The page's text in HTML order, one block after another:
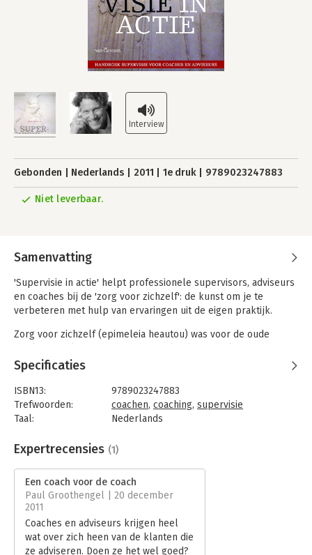
Gebonden Nederlands 2011 1e druk 9789023247883
Niet leverbaar.
Samenvatting
'Supervisie in actie' helpt professionele supervisors, adviseurs
en coaches bij de 'zorg voor zichzelf': de kunst om je te
verbeteren met hulp van ervaringen uit de eigen praktijk.
Zorg voor zichzelf (epimeleia heautou) was voor de oude
professioneel werken. Plato's dialoog Alcibiades laat zien hoe
deze toekomstige generaal de zorg voor zichzelf wordt
bijgebracht door 'supervisor' Socrates. Hij baseert de 'zorg
voor zichzelf' op het bekende 'ken jezelf' (gnoothi seauton)
van het orakel van Delphi.
Supervisie is een vak vol tegenstrijdigheden. Het levert een
regelmatige 'wasbeurt' aan adviseurs en coaches die zich
blootstellen aan besmettelijke organisatiedynamiek. Het borgt
de kwaliteit van hun professionele praktijk via strenge
monitoring en het verpleegt hun wonden. Maar supervisie is
ook een unieke vrijplaats om dát te ontwikkelen waar we
allemaal beter in willen worden: onze persoonlijke relaties. En
supervisie is samen met een gelouterde collega de angst voor
Specificaties
ISBN13:
9789023247883
Trefwoorden:
coachen, coaching, supervisie
Taal:
Nederlands
Aantal pagina's:
160
Druk:
Verschijningsdatum:
10-8-2011
Hoofdrubriek: Coaching en trainen
Expertrecensies (1)
Een coach voor de coach
Paul Groothengel | 20 december
2011
Coaches en adviseurs krijgen heel
wat over zich heen van de klanten die
ze adviseren. Doen ze het wel goed?